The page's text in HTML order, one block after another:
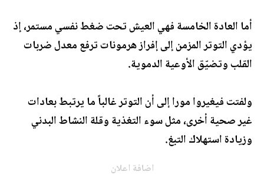
أما العادة الخامسة فهي العيش تحت ضغط نفسي مستمر، إذ
يؤدي التوتر المزمن إلى إفراز هرمونات ترفع معدل ضربات
القلب وتضيّق الأوعية الدموية.
ولفتت فيغيروا مورا إلى أن التوتر غالباً ما يرتبط بعادات
غير صحية أخرى، مثل سوء التغذية وقلة النشاط البدني
وزيادة استهلاك التبغ.
اضافة اعلان